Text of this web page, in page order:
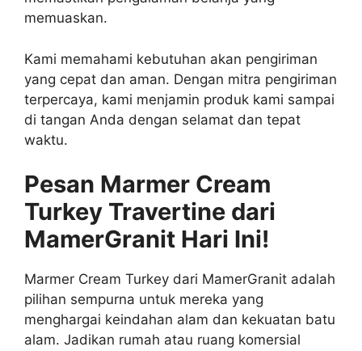
memuaskan.
Kami memahami kebutuhan akan pengiriman
yang cepat dan aman. Dengan mitra pengiriman
terpercaya, kami menjamin produk kami sampai
di tangan Anda dengan selamat dan tepat
waktu.
Pesan Marmer Cream
Turkey Travertine dari
MamerGranit Hari Ini!
Marmer Cream Turkey dari MamerGranit adalah
pilihan sempurna untuk mereka yang
menghargai keindahan alam dan kekuatan batu
alam. Jadikan rumah atau ruang komersial